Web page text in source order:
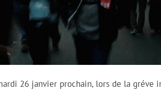
26 janvier prochain, lors de la gréve